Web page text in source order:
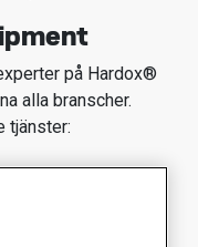
på Hardox®
alla branscher.
tjänster: